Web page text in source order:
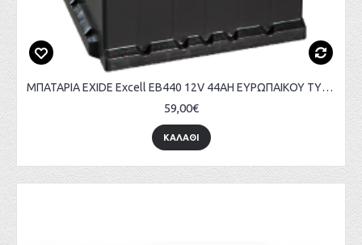
ΜΠΑΤΑΡΙΑ EXIDE Excell EB440 12V 44AH ΕΥΡΩΠΑΙΚΟΥ ΤΥΠΟΥ
59,00€
ΚΑΛΑΘΙ